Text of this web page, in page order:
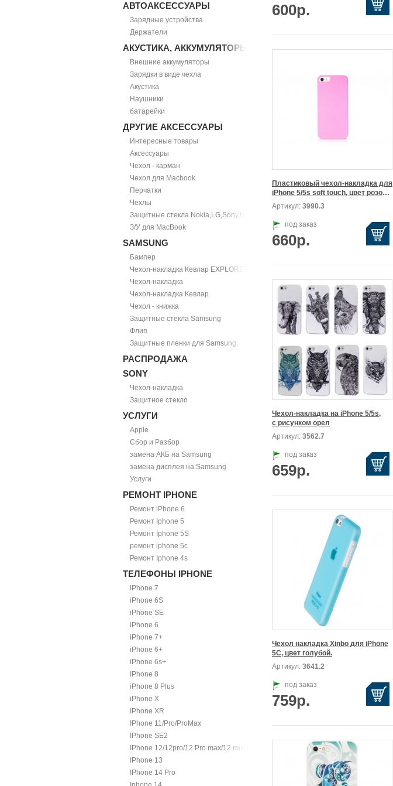
АВТОАКСЕССУАРЫ
Зарядные устройства
Держатели
АКУСТИКА, АККУМУЛЯТОРЫ
Внешние аккумуляторы
Зарядки в виде чехла
Акустика
Наушники
батарейки
ДРУГИЕ АКСЕССУАРЫ
Интересные товары
Аксессуары
Чехол - карман
Чехол для Macbook
Перчатки
Чехлы
Защитные стекла Nokia,LG,Sony,HTC
З/У для MacBook
SAMSUNG
Бампер
Чехол-накладка Кевлар EXPLORER
Чехол-накладка
Чехол-накладка Кевлар
Чехол - книжка
Защитные стекла Samsung
Флип
Защитные пленки для Samsung
РАСПРОДАЖА
SONY
Чехол-накладка
Защитное стекло
УСЛУГИ
Apple
Сбор и Разбор
замена АКБ на Samsung
замена дисплея на Samsung
Услуги
РЕМОНТ IPHONE
Ремонт iPhone 6
Ремонт Iphone 5
Ремонт Iphone 5S
ремонт iphone 5c
Ремонт Iphone 4s
ТЕЛЕФОНЫ IPHONE
iPhone 7
iPhone 6S
iPhone SE
iPhone 6
iPhone 7+
iPhone 6+
iPhone 6s+
IPhone 8
iPhone 8 Plus
iPhone X
IPhone XR
IPhone 11/Pro/ProMax
IPhone SE2
IPhone 12/12pro/12 Pro max/12 mini.
IPhone 13
IPhone 14 Pro
600р.
Пластиковый чехол-накладка для
iPhone 5/5s soft touch, цвет розовый.
Артикул: 3990.3
под заказ
660р.
Чехол-накладка на iPhone 5/5s,
с рисунком орел
Артикул: 3562.7
под заказ
659р.
Чехол накладка Xinbo для iPhone
5C, цвет голубой.
Артикул: 3641.2
под заказ
759р.